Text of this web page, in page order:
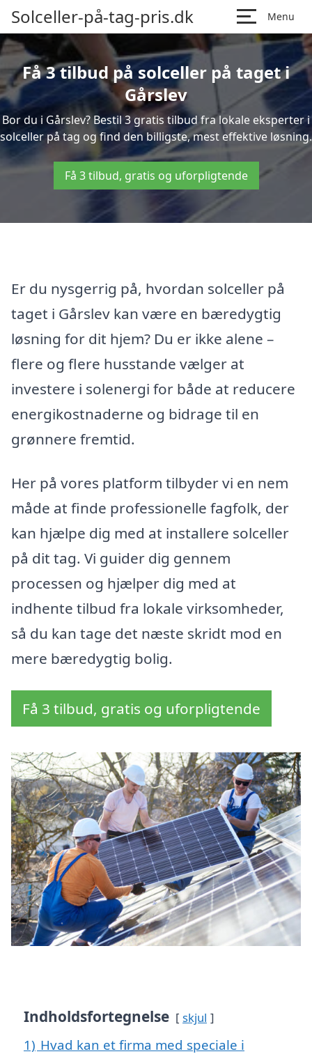
Solceller-på-tag-pris.dk Menu
Få 3 tilbud på solceller på taget i
Gårslev
Bor du i Gårslev? Bestil 3 gratis tilbud fra lokale eksperter i
solceller på tag og find den billigste, mest effektive løsning.
Få 3 tilbud, gratis og uforpligtende
Er du nysgerrig på, hvordan solceller på
taget i Gårslev kan være en bæredygtig
løsning for dit hjem? Du er ikke alene –
flere og flere husstande vælger at
investere i solenergi for både at reducere
energikostnaderne og bidrage til en
grønnere fremtid.
Her på vores platform tilbyder vi en nem
måde at finde professionelle fagfolk, der
kan hjælpe dig med at installere solceller
på dit tag. Vi guider dig gennem
processen og hjælper dig med at
indhente tilbud fra lokale virksomheder,
så du kan tage det næste skridt mod en
mere bæredygtig bolig.
Få 3 tilbud, gratis og uforpligtende
Indholdsfortegnelse skjul
1) Hvad kan et firma med speciale i